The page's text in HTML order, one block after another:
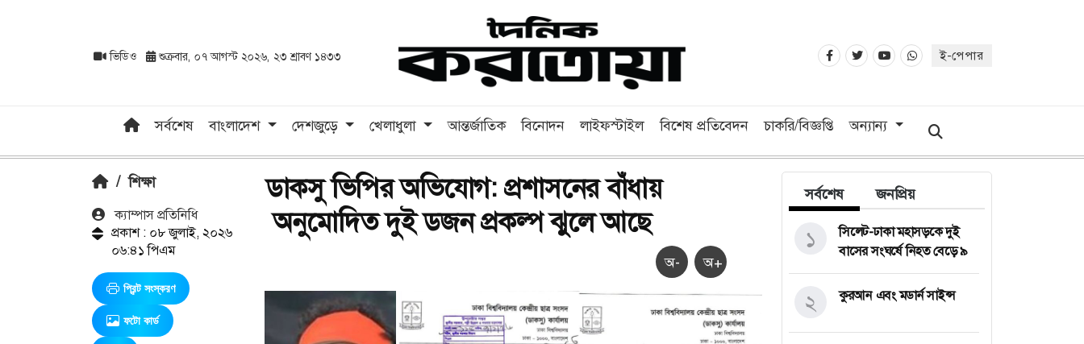
ভিডিও শুক্রবার, ০৭ আগস্ট ২০২৬, ২৩ শ্রাবণ ১৪৩৩ ই-পেপার
সর্বশেষ বাংলাদেশ দেশজুড়ে খেলাধুলা আন্তর্জাতিক বিনোদন লাইফস্টাইল বিশেষ প্রতিবেদন চাকরি/বিজ্ঞপ্তি অন্যান্য
/ শিক্ষা
ক‍্যাম্পাস প্রতিনিধি
প্রকাশ : ০৮ জুলাই, ২০২৬
০৬:৪১ পিএম
প্রিন্ট সংস্করণ
ফটো কার্ড
ডাকসু ভিপির অভিযোগ: প্রশাসনের বাঁধায়
অনুমোদিত দুই ডজন প্রকল্প ঝুলে আছে
অ- অ+
সর্বশেষ জনপ্রিয়
সিলেট-ঢাকা মহাসড়কে দুই
বাসের সংঘর্ষে নিহত বেড়ে ৯
১
কুরআন এবং মডার্ন সাইন্স
২